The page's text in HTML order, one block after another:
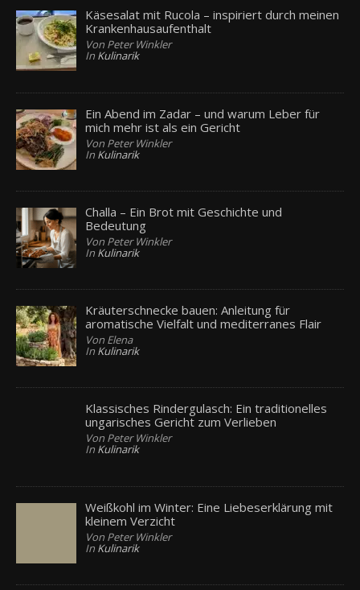
Käsesalat mit Rucola – inspiriert durch meinen
Krankenhausaufenthalt
Von Peter Winkler
In Kulinarik
Ein Abend im Zadar – und warum Leber für
mich mehr ist als ein Gericht
Von Peter Winkler
In Kulinarik
Challa – Ein Brot mit Geschichte und
Bedeutung
Von Peter Winkler
In Kulinarik
Kräuterschnecke bauen: Anleitung für
aromatische Vielfalt und mediterranes Flair
Von Elena
In Kulinarik
Klassisches Rindergulasch: Ein traditionelles
ungarisches Gericht zum Verlieben
Von Peter Winkler
In Kulinarik
Weißkohl im Winter: Eine Liebeserklärung mit
kleinem Verzicht
Von Peter Winkler
In Kulinarik